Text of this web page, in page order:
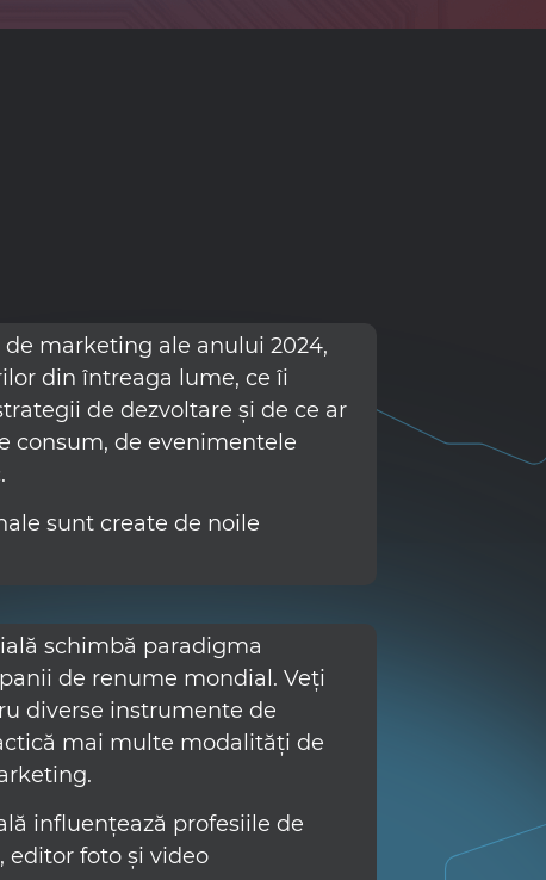
marketing ale anului 2024,
din întreaga lume, ce îi
de dezvoltare și de ce ar
consum, de evenimentele
sunt create de noile
schimbă paradigma
de renume mondial. Veți
diverse instrumente de
mai multe modalități de
influențează profesiile de
editor foto și video